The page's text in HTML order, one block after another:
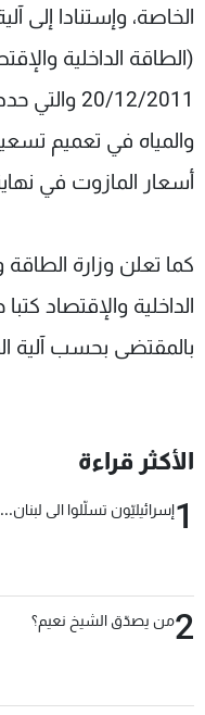
الخاصة، وإستنادا إلى
(الطاقة الداخلية
20/12/2011
والمياه في تعميم
أسعار المازوت في
كما تعلن وزارة الطاقة
بالمقتضى بحسب آلية
الأكثر قراءة
1إسرائيليّون تسلّلوا الى
2من يصدّق الشيخ نعيم؟